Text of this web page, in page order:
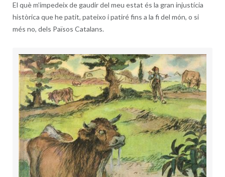
El què m’impedeix de gaudir del meu estat és la gran injustícia
històrica que he patit, pateixo i patiré fins a la fi del món, o si
més no, dels Països Catalans.